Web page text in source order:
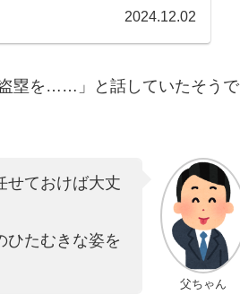
2024.12.02
塁を……」と話していたそうで
父ちゃん
せておけば大丈
ひたむきな姿を